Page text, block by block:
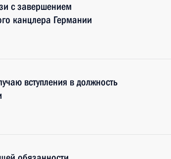
с завершением
канцлера Германии
вступления в должность